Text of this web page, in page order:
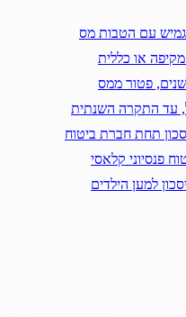
גמיש עם הטבות מס
או כללית
עד התקרה השנתית
תחת חברת ביטוח
פנסיוני קלאסי
למען הילדים